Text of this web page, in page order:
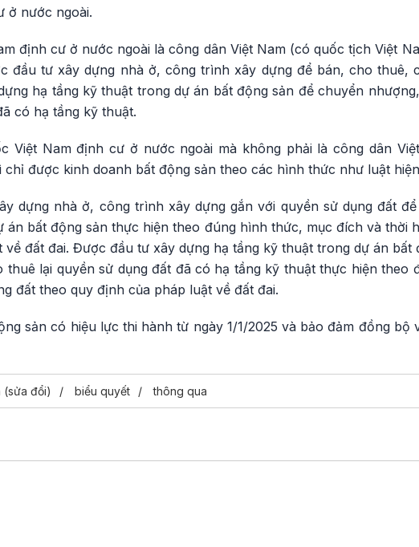
ở nước ngoài.
định cư ở nước ngoài là công dân Việt Nam (có quốc tịch Việt
đầu tư xây dựng nhà ở, công trình xây dựng để bán, cho thuê,
hạ tầng kỹ thuật trong dự án bất động sản để chuyển
có hạ tầng kỹ thuật.
Việt Nam định cư ở nước ngoài mà không phải là công dân
chỉ được kinh doanh bất động sản theo các hình thức như luật
dựng nhà ở, công trình xây dựng gắn với quyền sử dụng đất
án bất động sản thực hiện theo đúng hình thức, mục đích và thời
về đất đai. Được đầu tư xây dựng hạ tầng kỹ thuật trong dự án bất
thuê lại quyền sử dụng đất đã có hạ tầng kỹ thuật thực hiện theo
đất theo quy định của pháp luật về đất đai.
sản có hiệu lực thi hành từ ngày 1/1/2025 và bảo đảm đồng bộ
(sửa đổi) biểu quyết thông qua